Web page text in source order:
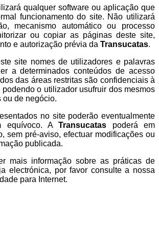
qualquer software ou aplicação que
funcionamento do site. Não utilizará
mecanismo automático ou processo
ou copiar as páginas deste site,
e autorização prévia da Transucatas.
site nomes de utilizadores e palavras
a determinados conteúdos de acesso
das áreas restritas são confidenciais à
podendo o utilizador usufruir dos mesmos
ou de negócio.
no site poderão eventualmente
equívoco. ATransucatas poderá em
sem pré-aviso, efectuar modificações ou
publicada.
mais informação sobre as práticas de
electrónica, por favor consulte a nossa
para Internet.